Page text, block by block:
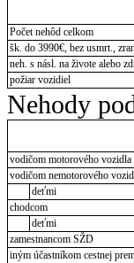
Počet nehôd celkom
šk. do 3990€, bez usmrt.,
neh. s násl. na živote alebo
požiar vozidiel
Nehody
vodičom motorového vozidla
vodičom nemotorového
deťmi
chodcom
deťmi
zamestnancom SŽD
iným účastníkom cestnej